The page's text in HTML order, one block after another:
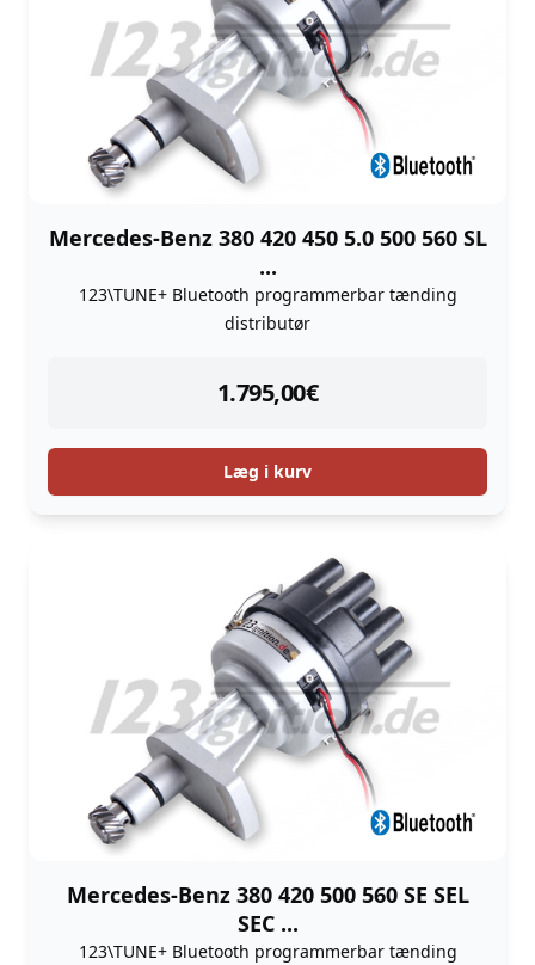
Mercedes-Benz 380 420 450 5.0 500 560 SL
...
123\TUNE+ Bluetooth programmerbar tænding
distributør
1.795,00€
instock
Læg i kurv
Mercedes-Benz 380 420 500 560 SE SEL
SEC ...
123\TUNE+ Bluetooth programmerbar tænding